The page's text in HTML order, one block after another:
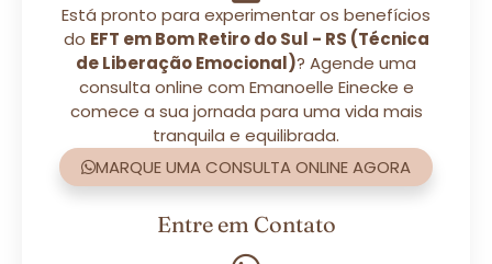
Está pronto para experimentar os benefícios
do EFT em Bom Retiro do Sul - RS (Técnica
de Liberação Emocional)? Agende uma
consulta online com Emanoelle Einecke e
comece a sua jornada para uma vida mais
tranquila e equilibrada.
MARQUE UMA CONSULTA ONLINE AGORA
Entre em Contato